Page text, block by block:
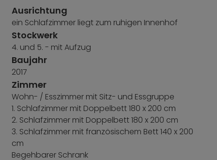
Gemeinschaftsgarten im Innenhof
Videogegensprechanlage
Hochwertige Schallschutzfenster, bei
geschlossenen Fenstern ist der Zugverkehr auf den
südlich an die Hildachstraße angrenzenden
Gleisanlagen kaum zu bemerken.
Sehr gute Einkaufsmöglichkeiten: Zu den modernen
und trendigen Pasing Arcaden nur ca. 10 Minuten
Fußweg.
Gute Anbindung an die S-Bahn und
überregionalen Zugverkehr: S3 - S8 und DB direkt
Ausrichtung
ein Schlafzimmer liegt zum ruhigen Innenhof
Stockwerk
4. und 5. - mit Aufzug
Baujahr
2017
Zimmer
Wohn- / Esszimmer mit Sitz- und Essgruppe
1. Schlafzimmer mit Doppelbett 180 x 200 cm
2. Schlafzimmer mit Doppelbett 180 x 200 cm
3. Schlafzimmer mit französischem Bett 140 x 200
cm
Begehbarer Schrank